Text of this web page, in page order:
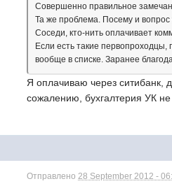
Совершенно правильное
Та же проблема. Посему и
Соседи, кто-нить оплачивает
Если есть такие
вообще в списке. Заранее
Я оплачиваю через ситибанк,
сожалению, бухгалтерия УК не
Отправлено28 September 2012 -